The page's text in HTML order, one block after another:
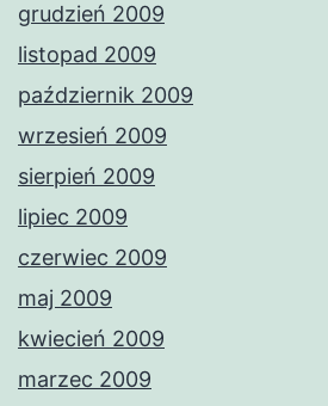
grudzień 2009
listopad 2009
październik 2009
wrzesień 2009
sierpień 2009
lipiec 2009
czerwiec 2009
maj 2009
kwiecień 2009
marzec 2009